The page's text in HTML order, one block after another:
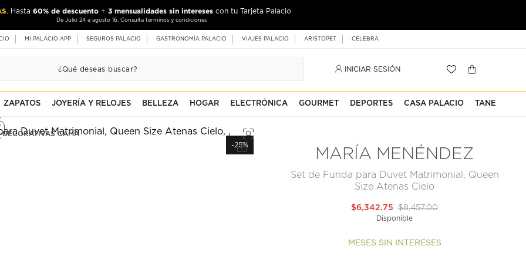
. Hasta 60% de descuento + 3 mensualidades sin intereses con tu Tarjeta Palacio
De Julio 24 a agosto 16. Consulta términos y condiciones
MI PALACIO APP SEGUROS PALACIO GASTRONOMÍA PALACIO VIAJES PALACIO ARISTOPET CELEBRA
INICIAR SESIÓN
ZAPATOS JOYERÍA Y RELOJES BELLEZA HOGAR ELECTRÓNICA GOURMET DEPORTES CASA PALACIO TANE
DECORATIVAS CAMA
-25%
MARÍA MENÉNDEZ
Set de Funda para Duvet Matrimonial, Queen
Size Atenas Cielo
$8,457.00
$6,342.75
Disponible
MESES SIN INTERESES